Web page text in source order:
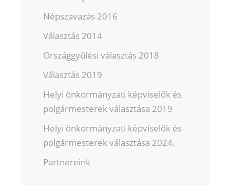
Népszavazás 2016
Választás 2014
Országgyűlési választás 2018
Választás 2019
Helyi önkormányzati képviselők és
polgármesterek választása 2019
Helyi önkormányzati képviselők és
polgármesterek választása 2024.
Partnereink